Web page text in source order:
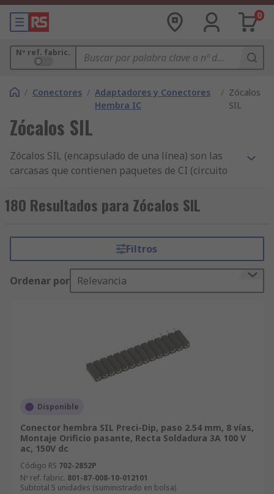
0
Nº ref. fabric.
/ Conectores / Adaptadores y Conectores
Hembra IC
/ Zócalos
SIL
Zócalos SIL
Zócalos SIL (encapsulado de una línea) son las
carcasas que contienen paquetes de CI (circuito
en una PCB (placa de circuito impreso). El zócalo
tiene una carcasa y una única línea de contactos
del montaje de orificios pasantes.
¿Para qué se usan los zócalos SIL?
ordenadores de escritorio. Estos zócalos son
útiles cuando los paquetes de CI no pueden
soldarse directamente a las PCB.
Los zócalos SIL se utilizan para alojar paquetes
pestañas de disipación de calor o amplificadores
de audio. Normalmente se encuentran en PCB
con [módulos de memoria]("/web/c/computing-
peripherals/data-storage-memory/computer-
memory-modules/?sra=p" ""Memory") y se
utilizan en aplicaciones más pequeñas, como
180 Resultados para Zócalos SIL
Filtros
Ordenar por Relevancia
Disponible
Conector hembra SIL Preci-Dip, paso 2.54 mm, 8 vías,
Montaje Orificio pasante, Recta Soldadura 3A 100 V
ac, 150V dc
Código RS 702-2852P
Nº ref. fabric. 801-87-008-10-012101
Subtotal 5 unidades (suministrado en bolsa)